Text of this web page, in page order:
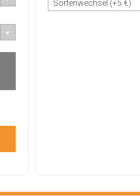
Sortenwechsel (+5 €)